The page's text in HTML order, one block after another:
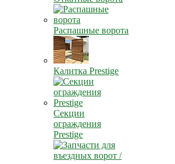
Распашные ворота
Калитка Prestige
Секции
ограждения
Prestige